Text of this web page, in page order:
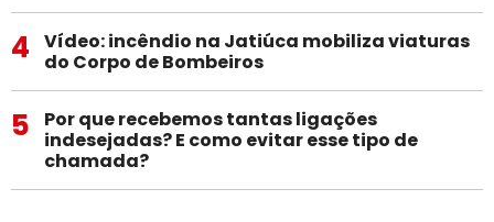
4
Vídeo: incêndio na Jatiúca mobiliza viaturas
do Corpo de Bombeiros
5
Por que recebemos tantas ligações
indesejadas? E como evitar esse tipo de
chamada?